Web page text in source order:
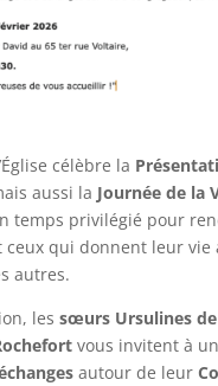
célèbre la
aussi la Journée de la
temps privilégié pour
ceux qui donnent leur vie
autres.
les sœurs Ursulines de
vous invitent à un
autour de leur